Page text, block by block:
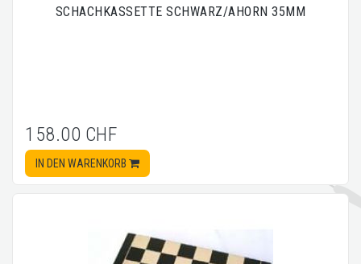
SCHACHKASSETTE SCHWARZ/AHORN 35MM
158.00 CHF
IN DEN WARENKORB